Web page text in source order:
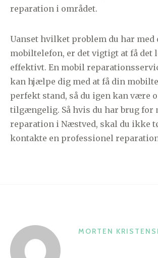
reparation i området.
Uanset hvilket problem du har med
mobiltelefon, er det vigtigt at få det
effektivt. En mobil
kan hjælpe dig med at få din
perfekt stand, så du igen kan være
tilgængelig. Så hvis du har brug for
reparation i Næstved, skal du ikke
kontakte en professionel
MORTEN